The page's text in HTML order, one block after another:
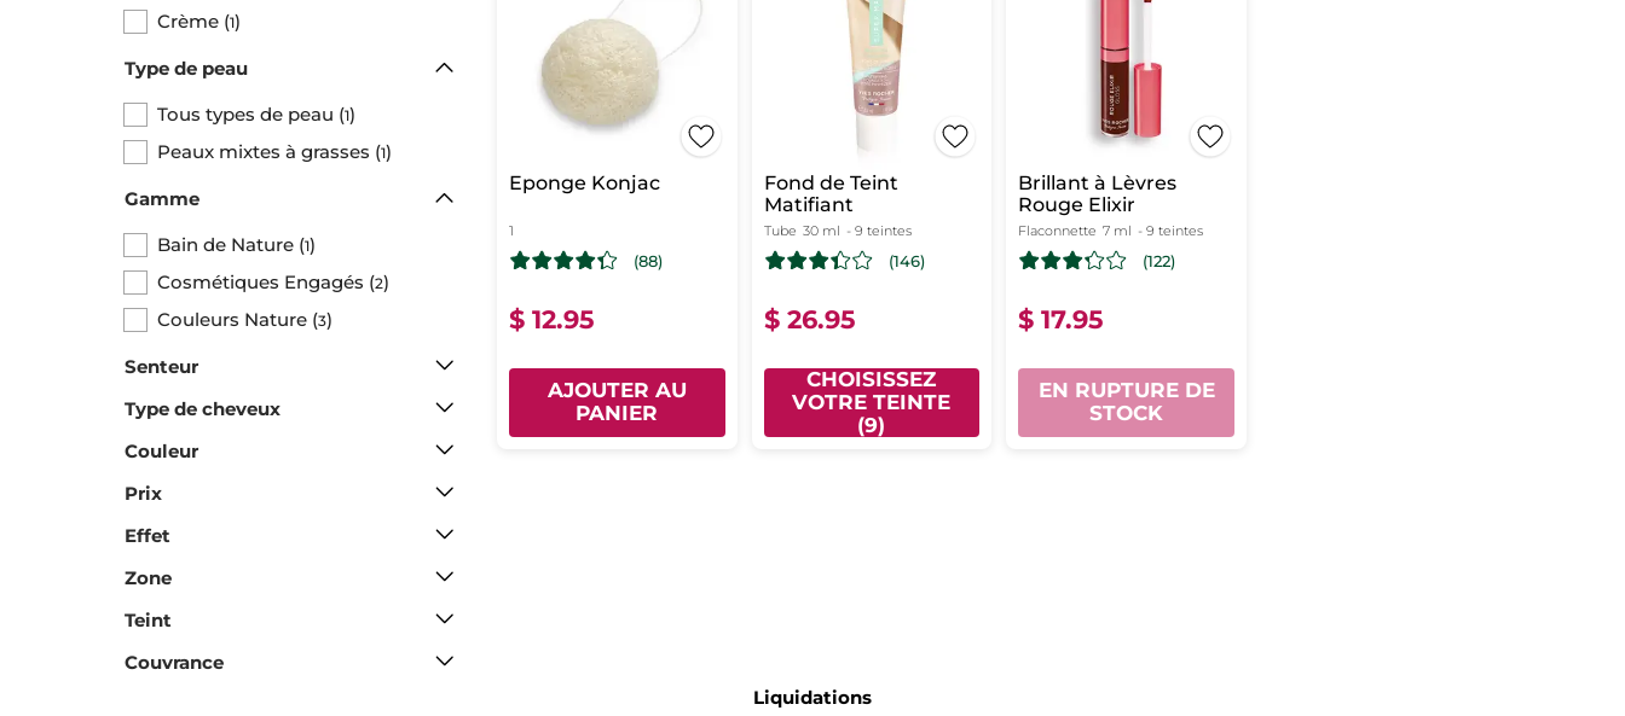
Crème (1)
Type de peau
Tous types de peau (1)
Peaux mixtes à grasses (1)
Gamme
Bain de Nature (1)
Cosmétiques Engagés (2)
Couleurs Nature (3)
Senteur
Type de cheveux
Couleur
Prix
Effet
Zone
Teint
Couvrance
Eponge Konjac
1
(88)
$ 12.95
AJOUTER AU
PANIER
Fond de Teint
Matifiant
Tube 30 ml - 9 teintes
(146)
$ 26.95
CHOISISSEZ
VOTRE TEINTE
(9)
Brillant à Lèvres
Rouge Elixir
Flaconnette 7 ml - 9 teintes
(122)
$ 17.95
EN RUPTURE DE
STOCK
Liquidations